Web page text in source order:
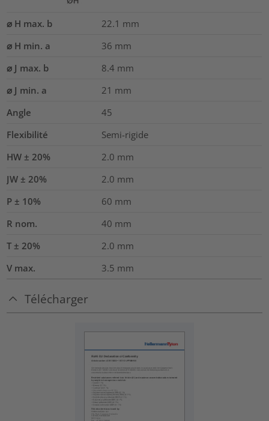
⌀ H max. b 22.1 mm
⌀ H min. a
36 mm
⌀ J max. b
8.4 mm
⌀ J min. a
21 mm
Angle
45
Flexibilité
Semi-rigide
HW ± 20%
2.0 mm
JW ± 20%
2.0 mm
P ± 10%
60 mm
R nom.
40 mm
T ± 20%
2.0 mm
V max.
3.5 mm
Télécharger